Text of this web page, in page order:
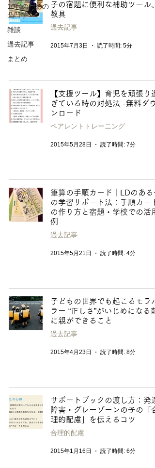
10代のための
凸凹学
雑談
過去記事
まとめ
子の宿題に便利な補助ツール、
教具
過去記事
2015年7月3日 読了時間: 5分
【支援ツール】育児を頑張り過
ぎている時の対処法 -無料ダウ
ンロード
ペアレントトレーニング
2015年5月28日 読了時間: 7分
筆算の手順カード｜LDのある
の学習サポート法：手順カード
の作り方と宿題・学校での活用
例
過去記事
2015年5月21日 読了時間: 4分
子どもの世界でも起こるモラハ
ラー “正しさ”がいじめになる前
に親ができること
過去記事
2015年4月23日 読了時間: 8分
サポートブックの渡し方：発達
障害・グレーゾーンの子の「合
理的配慮」を伝えるコツ
合理的配慮
2015年1月16日 読了時間: 6分